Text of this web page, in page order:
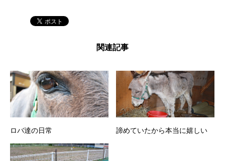
関連記事
ロバ達の日常 諦めていたから本当に嬉しい